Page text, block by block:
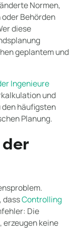
Normen,
Behörden
diese
geplantem und
Ingenieure
und
häufigsten
Planung.
dassControlling
Die
erzeugen keine